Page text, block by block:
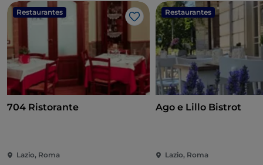
Restaurantes
Me gusta
704 Ristorante
Lazio, Roma
Restaurantes
Ago e Lillo Bistrot
Lazio, Roma